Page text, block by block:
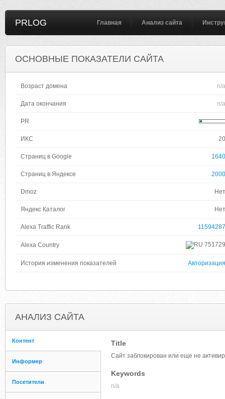
PRLOG Главная Анализ сайта
ОСНОВНЫЕ ПОКАЗАТЕЛИ САЙТА
Возраст домена n/a
Дата окончания n/a
PR
ИКС 20
Страниц в Google 1640
Страниц в Яндексе 2000
Dmoz Нет
Яндекс Каталог Нет
Alexa Traffic Rank 11594287
Alexa Country 751729
История изменения показателей Авторизация
АНАЛИЗ САЙТА
Контент
Информер
Посетители
Title
Сайт заблокирован или еще не
Keywords
n/a